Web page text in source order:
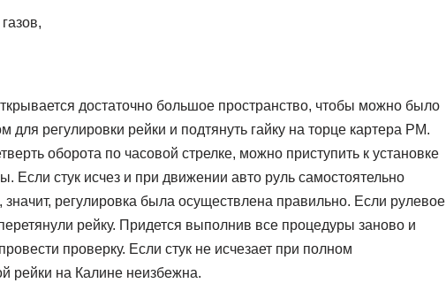
достаточно большое пространство, чтобы можно было
для регулировки рейки и подтянуть гайку на торце картера РМ.
оборота по часовой стрелке, можно приступить к установке
Если стук исчез и при движении авто руль самостоятельно
регулировка была осуществлена правильно. Если рулевое
рейку. Придется выполнив все процедуры заново и
проверку. Если стук не исчезает при полном
рейки на Калине неизбежна.